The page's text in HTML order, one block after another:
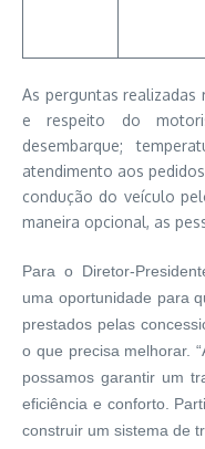
As perguntas realizadas
e respeito do
desembarque;
atendimento aos
condução do veículo
maneira opcional, as
Para o Diretor-
uma oportunidade para
prestados pelas
o que precisa melhorar.
possamos garantir um
eficiência e conforto.
construir um sistema de